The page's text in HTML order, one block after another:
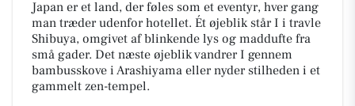
Japan er et land, der føles som et eventyr, hver gang
man træder udenfor hotellet. Ét øjeblik står I i travle
Shibuya, omgivet af blinkende lys og maddufte fra
små gader. Det næste øjeblik vandrer I gennem
bambusskove i Arashiyama eller nyder stilheden i et
gammelt zen-tempel.